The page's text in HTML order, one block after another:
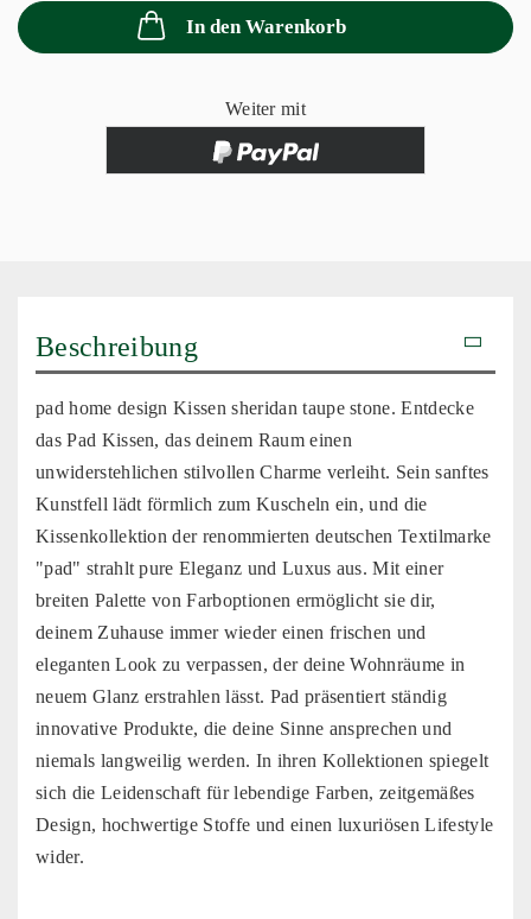
In den Warenkorb
Weiter mit
Beschreibung
pad home design Kissen sheridan taupe stone. Entdecke
das Pad Kissen, das deinem Raum einen
unwiderstehlichen stilvollen Charme verleiht. Sein sanftes
Kunstfell lädt förmlich zum Kuscheln ein, und die
Kissenkollektion der renommierten deutschen Textilmarke
"pad" strahlt pure Eleganz und Luxus aus. Mit einer
breiten Palette von Farboptionen ermöglicht sie dir,
deinem Zuhause immer wieder einen frischen und
eleganten Look zu verpassen, der deine Wohnräume in
neuem Glanz erstrahlen lässt. Pad präsentiert ständig
innovative Produkte, die deine Sinne ansprechen und
niemals langweilig werden. In ihren Kollektionen spiegelt
sich die Leidenschaft für lebendige Farben, zeitgemäßes
Design, hochwertige Stoffe und einen luxuriösen Lifestyle
wider.